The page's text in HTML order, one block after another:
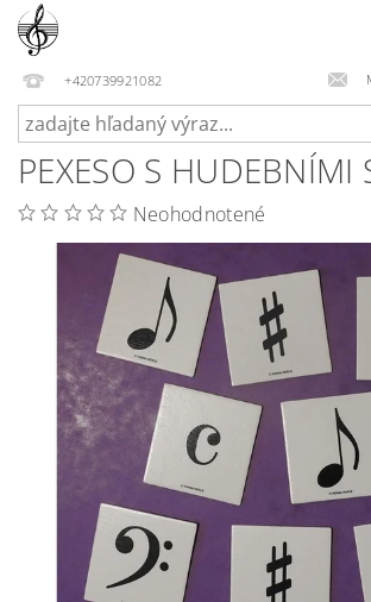
+420739921082
PEXESO S HUDEBNÍMI
Neohodnotené